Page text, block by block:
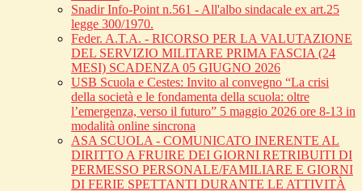
Snadir Info-Point n.561 - All'albo sindacale ex art.25
legge 300/1970.
Feder. A.T.A. - RICORSO PER LA VALUTAZIONE
DEL SERVIZIO MILITARE PRIMA FASCIA (24
MESI) SCADENZA 05 GIUGNO 2026
USB Scuola e Cestes: Invito al convegno “La crisi
della società e le fondamenta della scuola: oltre
l’emergenza, verso il futuro” 5 maggio 2026 ore 8-13 in
modalità online sincrona
ASA SCUOLA - COMUNICATO INERENTE AL
DIRITTO A FRUIRE DEI GIORNI RETRIBUITI DI
PERMESSO PERSONALE/FAMILIARE E GIORNI
DI FERIE SPETTANTI DURANTE LE ATTIVITÀ